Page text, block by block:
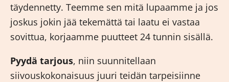
täydennetty. Teemme sen mitä lupaamme ja jos
joskus jokin jää tekemättä tai laatu ei vastaa
sovittua, korjaamme puutteet 24 tunnin sisällä.
Pyydä tarjous, niin suunnitellaan
siivouskokonaisuus juuri teidän tarpeisiinne